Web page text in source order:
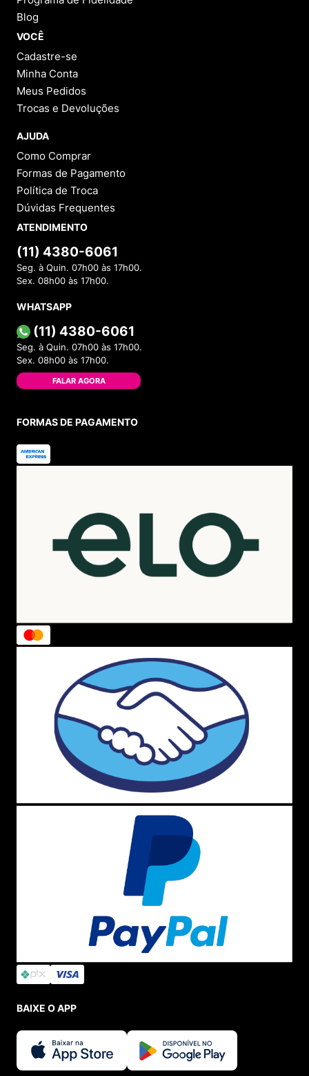
Blog
VOCÊ
Cadastre-se
Minha Conta
Meus Pedidos
Trocas e Devoluções
AJUDA
Como Comprar
Formas de Pagamento
Política de Troca
Dúvidas Frequentes
ATENDIMENTO
(11) 4380-6061
Seg. à Quin. 07h00 às 17h00.
Sex. 08h00 às 17h00.
WHATSAPP
(11) 4380-6061
Seg. à Quin. 07h00 às 17h00.
Sex. 08h00 às 17h00.
FALAR AGORA
FORMAS DE PAGAMENTO
BAIXE O APP